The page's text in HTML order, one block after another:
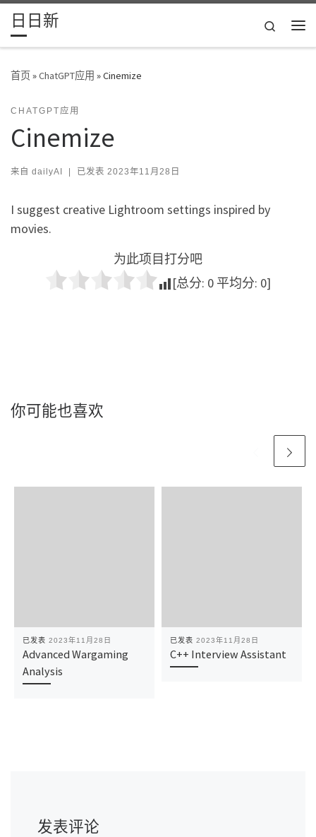
Skip to content
日日新
Search
首页»ChatGPT应用 »Cinemize
CHATGPT应用
Cinemize
来自 dailyAI | 已发表 2023年11月28日
I suggest creative Lightroom settings inspired by
movies.
为此项目打分吧
[总分: 0 平均分: 0]
你可能也喜欢
已发表 2023年11月28日
Advanced Wargaming
Analysis
已发表 2023年11月28日
C++ Interview Assistant
发表评论